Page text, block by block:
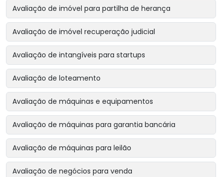
Avaliação de imóvel para partilha de herança
Avaliação de imóvel recuperação judicial
Avaliação de intangíveis para startups
Avaliação de loteamento
Avaliação de máquinas e equipamentos
Avaliação de máquinas para garantia bancária
Avaliação de máquinas para leilão
Avaliação de negócios para venda